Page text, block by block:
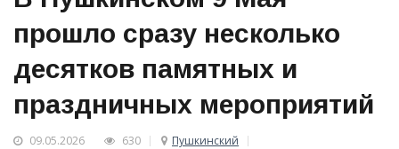
прошло сразу несколько
десятков памятных и
праздничных мероприятий
09.05.2026 630 Пушкинский